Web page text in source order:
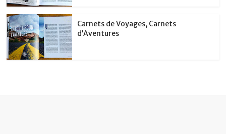
Carnets de Voyages, Carnets
d’Aventures